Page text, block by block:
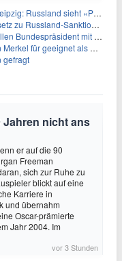
Russland sieht «Provokation»
zu Russland-Sanktionen
mit Politik-Erfahrung
geeignet als Bundespräsidentin
gefragt
Jahren nicht ans
er auf die 90
Freeman
sich zur Ruhe zu
blickt auf eine
Karriere in
und übernahm
Oscar-prämierte
Jahr 2004. Im
vor 3 Stunden